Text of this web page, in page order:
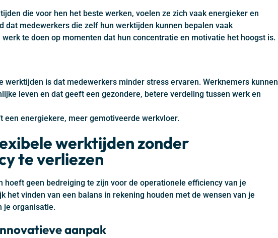
die voor hen het beste werken, voelen ze zich vaak energieker en
dat medewerkers die zelf hun werktijden kunnen bepalen vaak
te doen op momenten dat hun concentratie en motivatie het hoogst is.
werktijden is dat medewerkers minder stress ervaren. Werknemers kunnen
leven en dat geeft een gezondere, betere verdeling tussen werk en
een energiekere, meer gemotiveerde werkvloer.
werktijden zonder
te verliezen
geen bedreiging te zijn voor de operationele efficiency van je
het vinden van een balans in rekening houden met de wensen van je
je organisatie.
aanpak